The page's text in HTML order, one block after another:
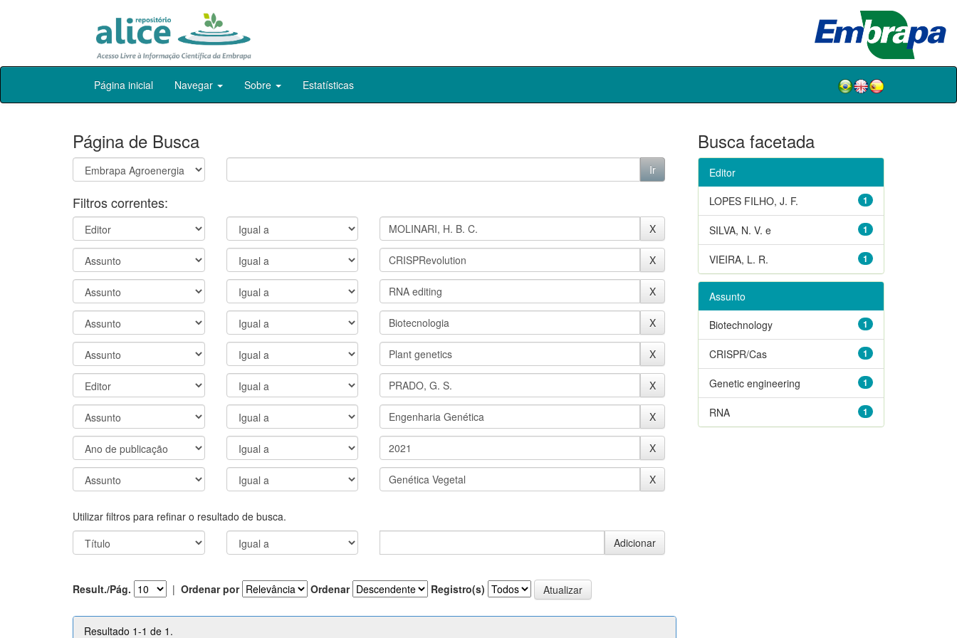
Skip
Página inicial Navegar Sobre Estatísticas
Página de Busca
Filtros correntes:
Utilizar filtros para refinar o resultado de busca.
Result./Pág. | Ordenar por Ordenar Registro(s)
Resultado 1-1 de 1.
Busca facetada
Editor
1
LOPES FILHO, J. F.
1
SILVA, N. V. e
1
VIEIRA, L. R.
Assunto
1
Biotechnology
1
CRISPR/Cas
1
Genetic engineering
1
RNA